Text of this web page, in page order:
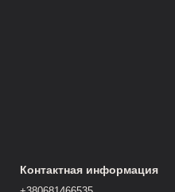
Контактная информация